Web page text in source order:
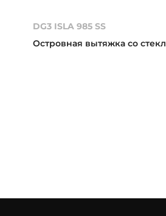
DG3 ISLA 985 SS
Островная вытяжка со